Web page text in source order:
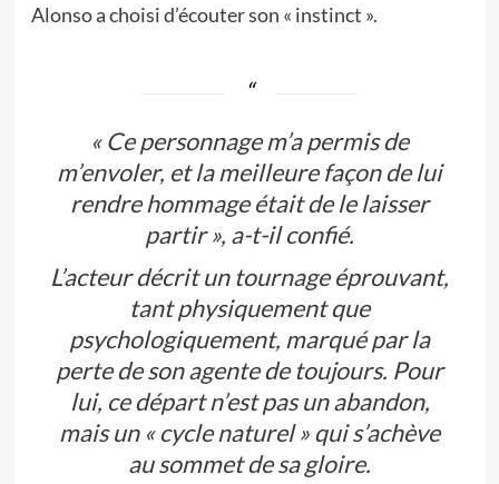
Alonso a choisi d’écouter son « instinct ».
« Ce personnage m’a permis de
m’envoler, et la meilleure façon de lui
rendre hommage était de le laisser
partir », a-t-il confié.
L’acteur décrit un tournage éprouvant,
tant physiquement que
psychologiquement, marqué par la
perte de son agente de toujours. Pour
lui, ce départ n’est pas un abandon,
mais un « cycle naturel » qui s’achève
au sommet de sa gloire.